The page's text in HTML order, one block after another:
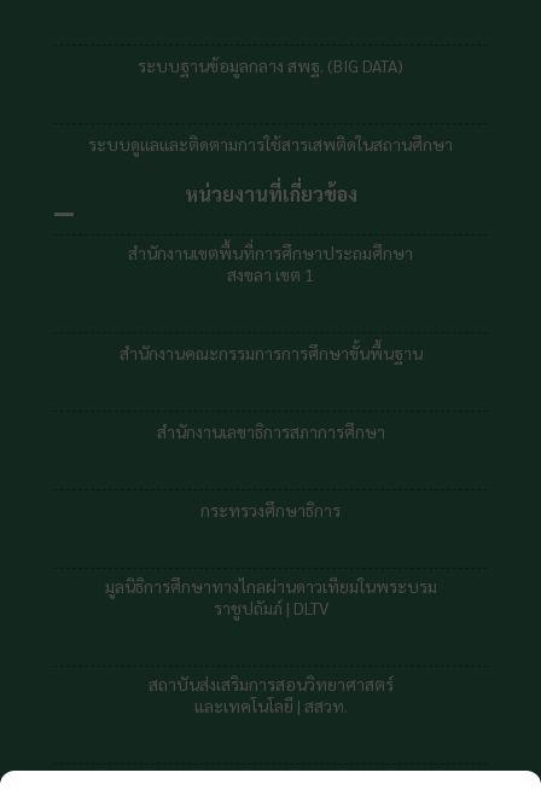
ระบบฐานข้อมูลกลาง สพฐ. (BIG DATA)
ระบบดูแลและติดตามการใช้สารเสพติดในสถานศึกษา
หน่วยงานที่เกี่ยวข้อง
สำนักงานเขตพื้นที่การศึกษาประถมศึกษา
สงขลา เขต 1
สำนักงานคณะกรรมการการศึกษาขั้นพื้นฐาน
สำนักงานเลขาธิการสภาการศึกษา
กระทรวงศึกษาธิการ
มูลนิธิการศึกษาทางไกลผ่านดาวเทียมในพระบรม
ราชูปถัมภ์ | DLTV
สถาบันส่งเสริมการสอนวิทยาศาสตร์
และเทคโนโลยี | สสวท.